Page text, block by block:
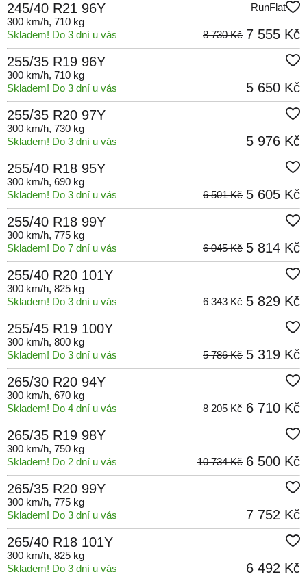
245/40 R21 96Y
RunFlat
300 km/h, 710 kg
Skladem! Do 3 dní u vás
7 555 Kč
8 730 Kč
255/35 R19 96Y
300 km/h, 710 kg
Skladem! Do 3 dní u vás
5 650 Kč
255/35 R20 97Y
300 km/h, 730 kg
Skladem! Do 3 dní u vás
5 976 Kč
255/40 R18 95Y
300 km/h, 690 kg
Skladem! Do 3 dní u vás
5 605 Kč
6 501 Kč
255/40 R18 99Y
300 km/h, 775 kg
Skladem! Do 7 dní u vás
5 814 Kč
6 045 Kč
255/40 R20 101Y
300 km/h, 825 kg
Skladem! Do 3 dní u vás
5 829 Kč
6 343 Kč
255/45 R19 100Y
300 km/h, 800 kg
Skladem! Do 3 dní u vás
5 319 Kč
5 786 Kč
265/30 R20 94Y
300 km/h, 670 kg
Skladem! Do 4 dní u vás
6 710 Kč
8 205 Kč
265/35 R19 98Y
300 km/h, 750 kg
Skladem! Do 2 dní u vás
6 500 Kč
10 734 Kč
265/35 R20 99Y
300 km/h, 775 kg
Skladem! Do 3 dní u vás
7 752 Kč
265/40 R18 101Y
300 km/h, 825 kg
Skladem! Do 3 dní u vás
6 492 Kč